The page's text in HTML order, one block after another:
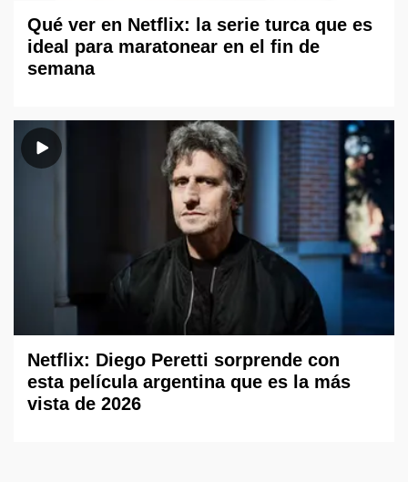
Qué ver en Netflix: la serie turca que es
ideal para maratonear en el fin de
semana
Netflix: Diego Peretti sorprende con
esta película argentina que es la más
vista de 2026